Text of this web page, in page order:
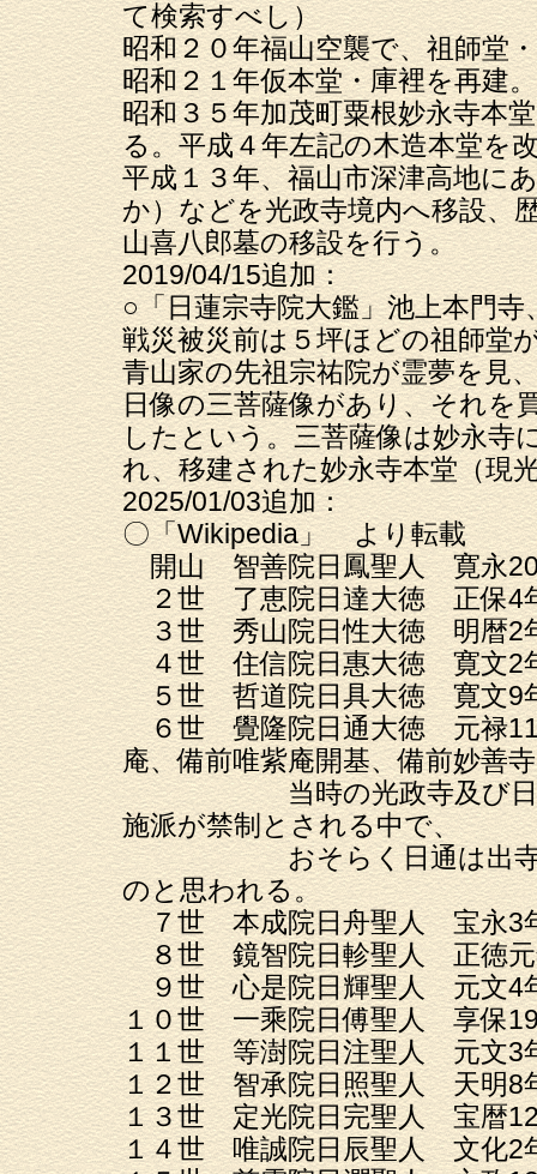
て検索すべし）
昭和２０年福山空襲で、祖師堂
昭和２１年仮本堂・庫裡を再建。
昭和３５年加茂町粟根妙永寺本
る。平成４年左記の木造本堂を
平成１３年、福山市深津高地に
か）などを光政寺境内へ移設、
山喜八郎墓の移設を行う。
2019/04/15追加：
○「日蓮宗寺院大鑑」池上本門
戦災被災前は５坪ほどの祖師堂
青山家の先祖宗祐院が霊夢を見
日像の三菩薩像があり、それを
したという。三菩薩像は妙永寺
れ、移建された妙永寺本堂（現
2025/01/03追加：
〇「Wikipedia」 より転載
開山 智善院日鳳聖人 寛永20
２世 了恵院日達大徳 正保4
３世 秀山院日性大徳 明暦2
４世 住信院日惠大徳 寛文2
５世 哲道院日具大徳 寛文9
６世 覺隆院日通大徳 元禄11
庵、備前唯紫庵開基、備前妙善
当時の光政寺及び日通の
施派が禁制とされる中で、
おそらく日通は出寺し、
のと思われる。
７世 本成院日舟聖人 宝永3
８世 鏡智院日軫聖人 正徳元
９世 心是院日輝聖人 元文4
１０世 一乘院日傅聖人 享保19
１１世 等澍院日注聖人 元文3
１２世 智承院日照聖人 天明8
１３世 定光院日完聖人 宝暦12
１４世 唯誠院日辰聖人 文化2